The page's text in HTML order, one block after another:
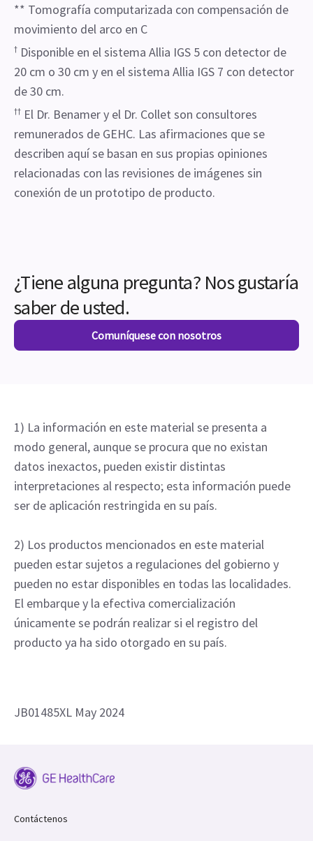
** Tomografía computarizada con compensación de
movimiento del arco en C
† Disponible en el sistema Allia IGS 5 con detector de
20 cm o 30 cm y en el sistema Allia IGS 7 con detector
de 30 cm.
†† El Dr. Benamer y el Dr. Collet son consultores
remunerados de GEHC. Las afirmaciones que se
describen aquí se basan en sus propias opiniones
relacionadas con las revisiones de imágenes sin
conexión de un prototipo de producto.
¿Tiene alguna pregunta? Nos gustaría
saber de usted.
Comuníquese con nosotros
1) La información en este material se presenta a
modo general, aunque se procura que no existan
datos inexactos, pueden existir distintas
interpretaciones al respecto; esta información puede
ser de aplicación restringida en su país.
2) Los productos mencionados en este material
pueden estar sujetos a regulaciones del gobierno y
pueden no estar disponibles en todas las localidades.
El embarque y la efectiva comercialización
únicamente se podrán realizar si el registro del
producto ya ha sido otorgado en su país.
JB01485XL May 2024
Contáctenos